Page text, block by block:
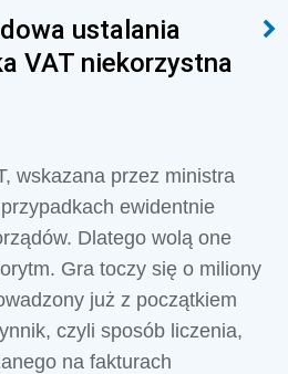
ustalania
VAT niekorzystna
wskazana przez ministra
ewidentnie
Dlatego wolą one
Gra toczy się o miliony
już z początkiem
czyli sposób liczenia,
na fakturach